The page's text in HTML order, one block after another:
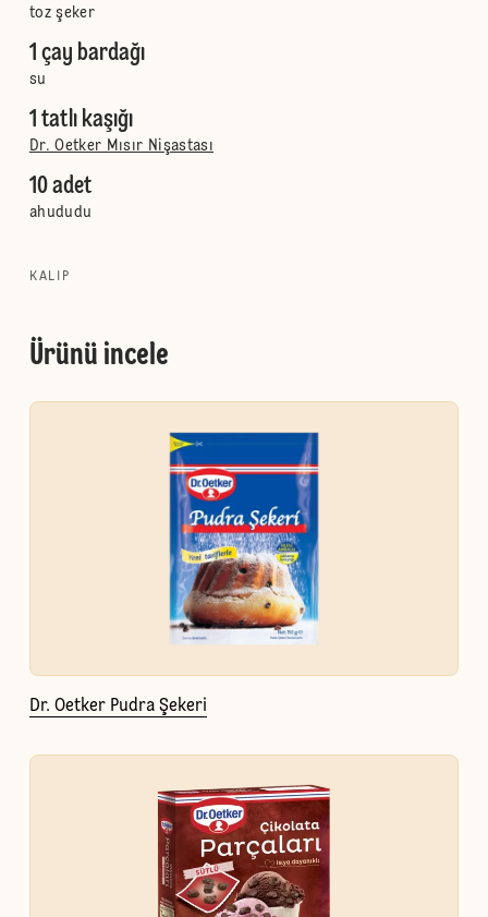
toz şeker
1 çay bardağı
su
1 tatlı kaşığı
Dr. Oetker Mısır Nişastası
10 adet
ahududu
KALIP
Ürünü incele
Dr. Oetker Pudra Şekeri